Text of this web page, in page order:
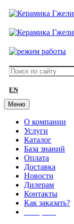
EN
Меню
О компании
Услуги
Каталог
База знаний
Оплата
Доставка
Новости
Дилерам
Контакты
Как заказать?